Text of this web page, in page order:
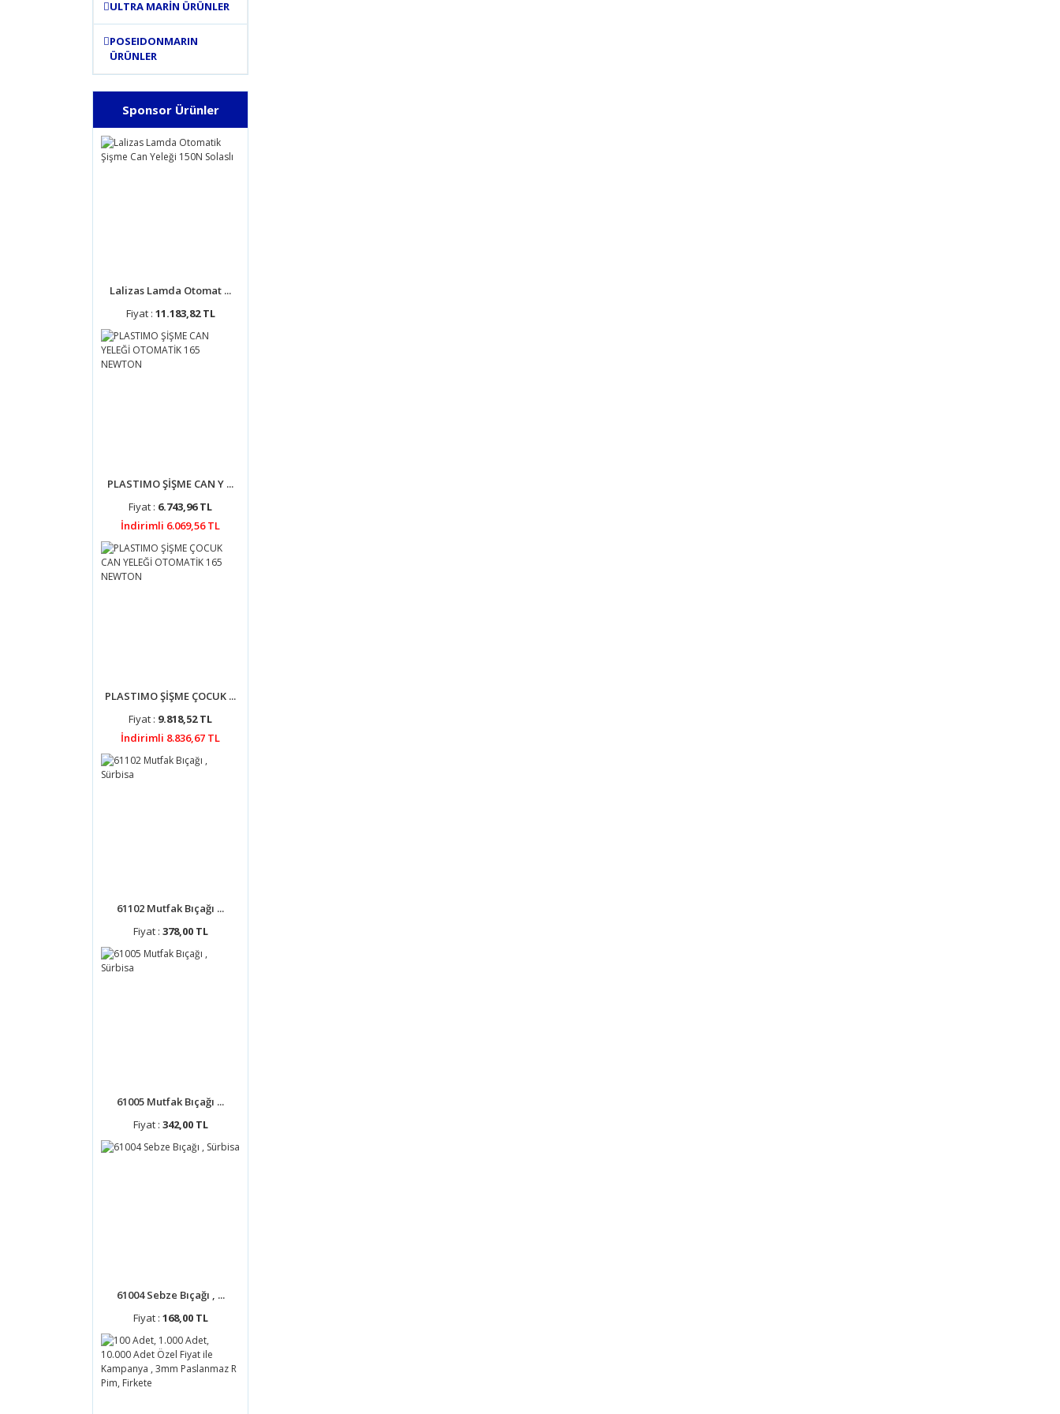
ULTRA MARİN ÜRÜNLER
POSEIDONMARIN
ÜRÜNLER
Sponsor Ürünler
Lalizas Lamda Otomat ...
Fiyat : 11.183,82 TL
PLASTIMO ŞİŞME CAN Y ...
Fiyat : 6.743,96 TL
İndirimli 6.069,56 TL
PLASTIMO ŞİŞME ÇOCUK ...
Fiyat : 9.818,52 TL
İndirimli 8.836,67 TL
61102 Mutfak Bıçağı ...
Fiyat : 378,00 TL
61005 Mutfak Bıçağı ...
Fiyat : 342,00 TL
61004 Sebze Bıçağı , ...
Fiyat : 168,00 TL